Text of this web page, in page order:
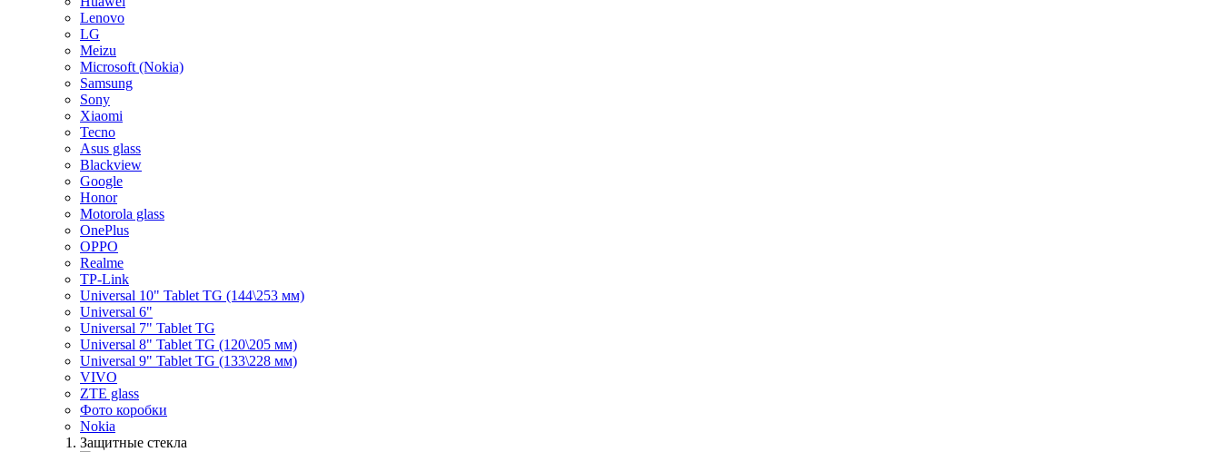
Lenovo
LG
Meizu
Microsoft (Nokia)
Samsung
Sony
Xiaomi
Tecno
Asus glass
Blackview
Google
Honor
Motorola glass
OnePlus
OPPO
Realme
TP-Link
Universal 10" Tablet TG (144\253 мм)
Universal 6"
Universal 7" Tablet TG
Universal 8" Tablet TG (120\205 мм)
Universal 9" Tablet TG (133\228 мм)
VIVO
ZTE glass
Фото коробки
Nokia
Защитные стекла